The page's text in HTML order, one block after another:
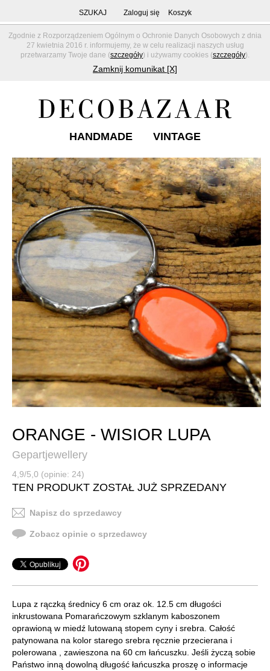
Zgodnie z Rozporządzeniem Ogólnym o Ochronie Danych Osobowych z dnia
27 kwietnia 2016 r. informujemy, że w celu realizacji naszych usług
przetwarzamy Twoje dane (szczegóły) i używamy cookies (szczegóły).
Zamknij komunikat [X]
SZUKAJ Zaloguj się Koszyk
HANDMADE VINTAGE
ORANGE - WISIOR LUPA
Gepartjewellery
4,9/5,0 (opinie: 24)
TEN PRODUKT ZOSTAŁ JUŻ SPRZEDANY
Napisz do sprzedawcy
Zobacz opinie o sprzedawcy
Lupa z rączką średnicy 6 cm oraz ok. 12.5 cm długości
inkrustowana Pomarańczowym szklanym kaboszonem
oprawioną w miedź lutowaną stopem cyny i srebra. Całość
patynowana na kolor starego srebra ręcznie przecierana i
polerowana , zawieszona na 60 cm łańcuszku. Jeśli życzą sobie
Państwo inną dowolną długość łańcuszka proszę o informacje